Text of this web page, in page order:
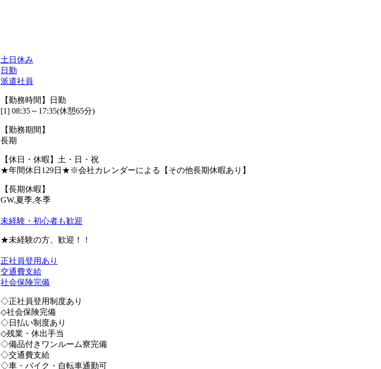
土日休み
日勤
派遣社員
【勤務時間】日勤
[1] 08:35～17:35(休憩65分)
【勤務期間】
長期
【休日・休暇】土・日・祝
★年間休日129日★※会社カレンダーによる【その他長期休暇あり】
【長期休暇】
GW,夏季,冬季
未経験・初心者も歓迎
★未経験の方、歓迎！！
正社員登用あり
交通費支給
社会保険完備
◇正社員登用制度あり
◇社会保険完備
◇日払い制度あり
◇残業・休出手当
◇備品付きワンルーム寮完備
◇交通費支給
◇車・バイク・自転車通勤可